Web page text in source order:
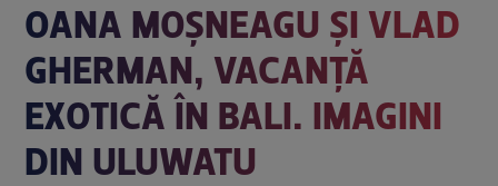
OANA MOȘNEAGU ȘI VLAD
GHERMAN, VACANȚĂ
EXOTICĂ ÎN BALI. IMAGINI
DIN ULUWATU